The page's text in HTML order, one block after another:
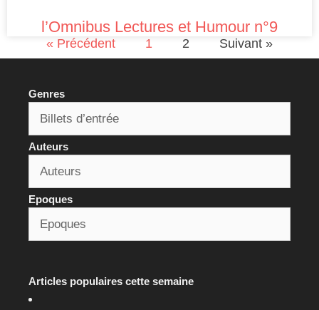
l’Omnibus Lectures et Humour n°9
« Précédent 1 2 Suivant »
Genres
Auteurs
Epoques
Articles populaires cette semaine